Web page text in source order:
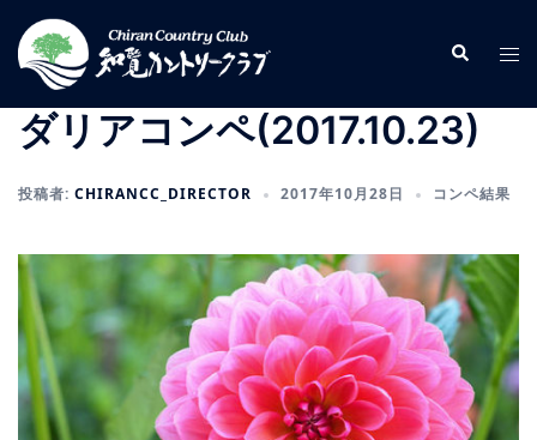
ン
検
索
ト
ル
ュ
ダリアコンペ(2017.10.23)
投稿者: CHIRANCC_DIRECTOR 2017年10月28日 コンペ結果